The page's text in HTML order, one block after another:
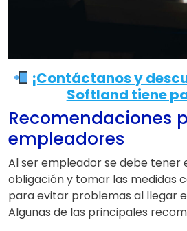
¡Contáctanos y
Softland tiene
Recomendaciones
empleadores
Al ser empleador se debe tener
obligación y tomar las medidas
para evitar problemas al llegar
Algunas de las principales